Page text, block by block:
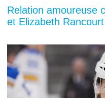
Relation amoureuse
et Elizabeth